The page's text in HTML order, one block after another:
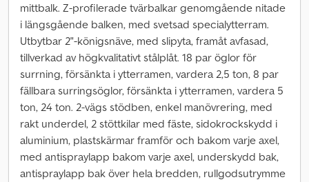
mittbalk. Z-profilerade tvärbalkar genomgående nitade
i längsgående balken, med svetsad specialytterram.
Utbytbar 2"-königsnäve, med slipyta, framåt avfasad,
tillverkad av högkvalitativt stålplåt. 18 par öglor för
surrning, försänkta i ytterramen, vardera 2,5 ton, 8 par
fällbara surringsöglor, försänkta i ytterramen, vardera 5
ton, 24 ton. 2-vägs stödben, enkel manövrering, med
rakt underdel, 2 stöttkilar med fäste, sidokrockskydd i
aluminium, plastskärmar framför och bakom varje axel,
med antispraylapp bakom varje axel, underskydd bak,
antispraylapp bak över hela bredden, rullgodsutrymme